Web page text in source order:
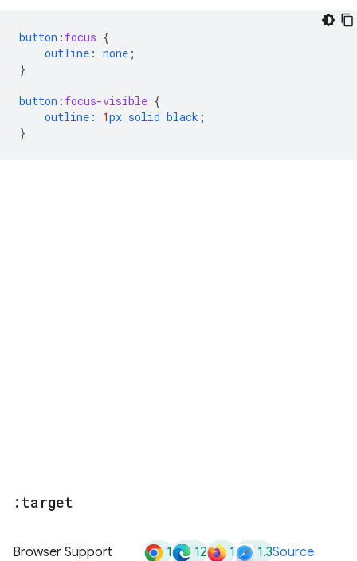
button : focus {
outline : none ;
}
button : focus-visible {
outline : 1px solid black ;
}
:target
Browser Support 1 12 1 1.3Source